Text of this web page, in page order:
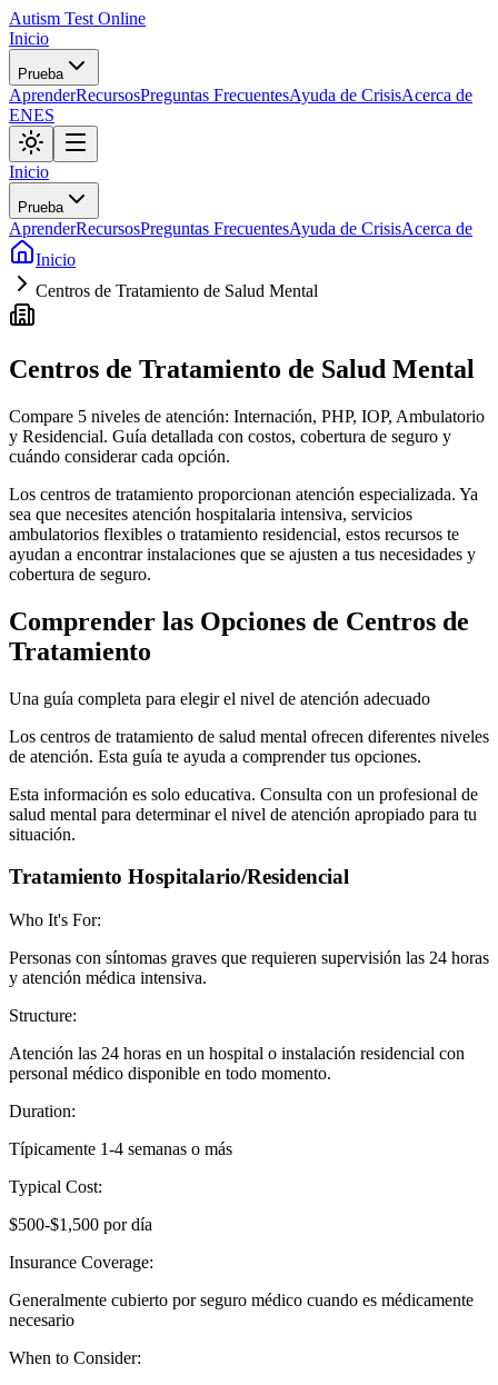
Autism Test Online
Inicio
Prueba
AprenderRecursosPreguntas FrecuentesAyuda de CrisisAcerca de
ENES
Inicio
Prueba
AprenderRecursosPreguntas FrecuentesAyuda de CrisisAcerca de
Inicio
Centros de Tratamiento de Salud Mental
Centros de Tratamiento de Salud Mental
Compare 5 niveles de atención: Internación, PHP, IOP, Ambulatorio
y Residencial. Guía detallada con costos, cobertura de seguro y
cuándo considerar cada opción.
Los centros de tratamiento proporcionan atención especializada. Ya
sea que necesites atención hospitalaria intensiva, servicios
ambulatorios flexibles o tratamiento residencial, estos recursos te
ayudan a encontrar instalaciones que se ajusten a tus necesidades y
cobertura de seguro.
Comprender las Opciones de Centros de
Tratamiento
Una guía completa para elegir el nivel de atención adecuado
Los centros de tratamiento de salud mental ofrecen diferentes niveles
de atención. Esta guía te ayuda a comprender tus opciones.
Esta información es solo educativa. Consulta con un profesional de
salud mental para determinar el nivel de atención apropiado para tu
situación.
Tratamiento Hospitalario/Residencial
Who It's For:
Personas con síntomas graves que requieren supervisión las 24 horas
y atención médica intensiva.
Structure:
Atención las 24 horas en un hospital o instalación residencial con
personal médico disponible en todo momento.
Duration:
Típicamente 1-4 semanas o más
Typical Cost:
$500-$1,500 por día
Insurance Coverage:
Generalmente cubierto por seguro médico cuando es médicamente
necesario
When to Consider: